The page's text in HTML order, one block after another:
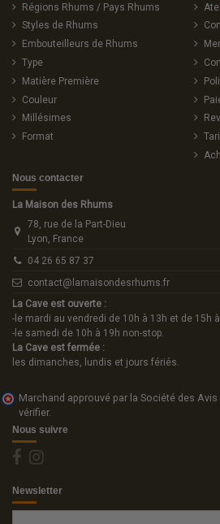
Régions Rhums / Pays Rhums
Styles de Rhums
Embouteilleurs de Rhums
Type
Matière Première
Couleur
Millésimes
Format
Nous contacter
La Maison des Rhums
78, rue de la Part-Dieu
Lyon, France
04 26 65 87 37
contact@lamaisondesrhums.fr
La Cave est ouverte :
-le mardi au vendredi de 10h à 13h et de 15h
-le samedi de 10h à 19h non-stop.
La Cave est fermée :
les dimanches, lundis et jours fériés.
Marchand approuvé par la Société des Avis
vérifier.
Nous suivre
Newsletter